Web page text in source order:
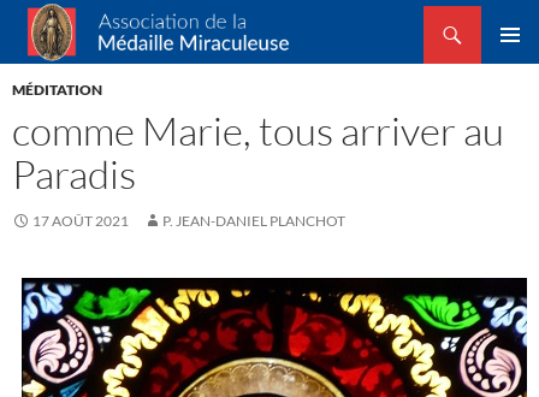
Association de la Médaille Miraculeuse
Recherche
ALLER
AU
MÉDITATION
comme Marie, tous arriver au
Paradis
17 AOÛT 2021 P. JEAN-DANIEL PLANCHOT